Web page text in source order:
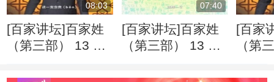
08:03
[百家讲坛]百家姓
（第三部） 13 丁
音
07:40
[百家讲坛]百家姓
（第三部） 13 丁
[百家
（第
源